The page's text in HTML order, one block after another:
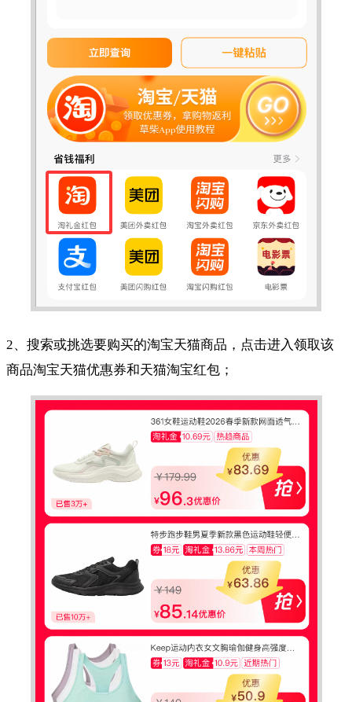
2、搜索或挑选要购买的淘宝天猫商品，点击进入领取该
商品淘宝天猫优惠券和天猫淘宝红包；